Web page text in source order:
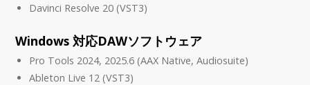
Davinci Resolve 20 (VST3)
Windows 対応DAWソフトウェア
Pro Tools 2024, 2025.6 (AAX Native, Audiosuite)
Ableton Live 12 (VST3)